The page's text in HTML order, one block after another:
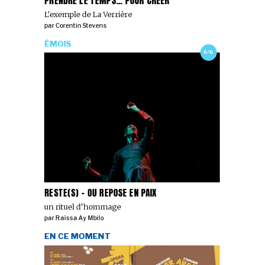
L'exemple de La Verrière
parCorentin Stevens
6/6
RESTE(S) - OU REPOSE EN PAIX
un rituel d’hommage
ÉMOIS
par Raïssa Ay Mbilo
EN CE MOMENT